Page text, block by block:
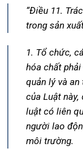
“Điều 11.
trong sản
1. Tổ chức,
hóa chất
quản lý và
của Luật
luật có liên
người lao
môi trường.